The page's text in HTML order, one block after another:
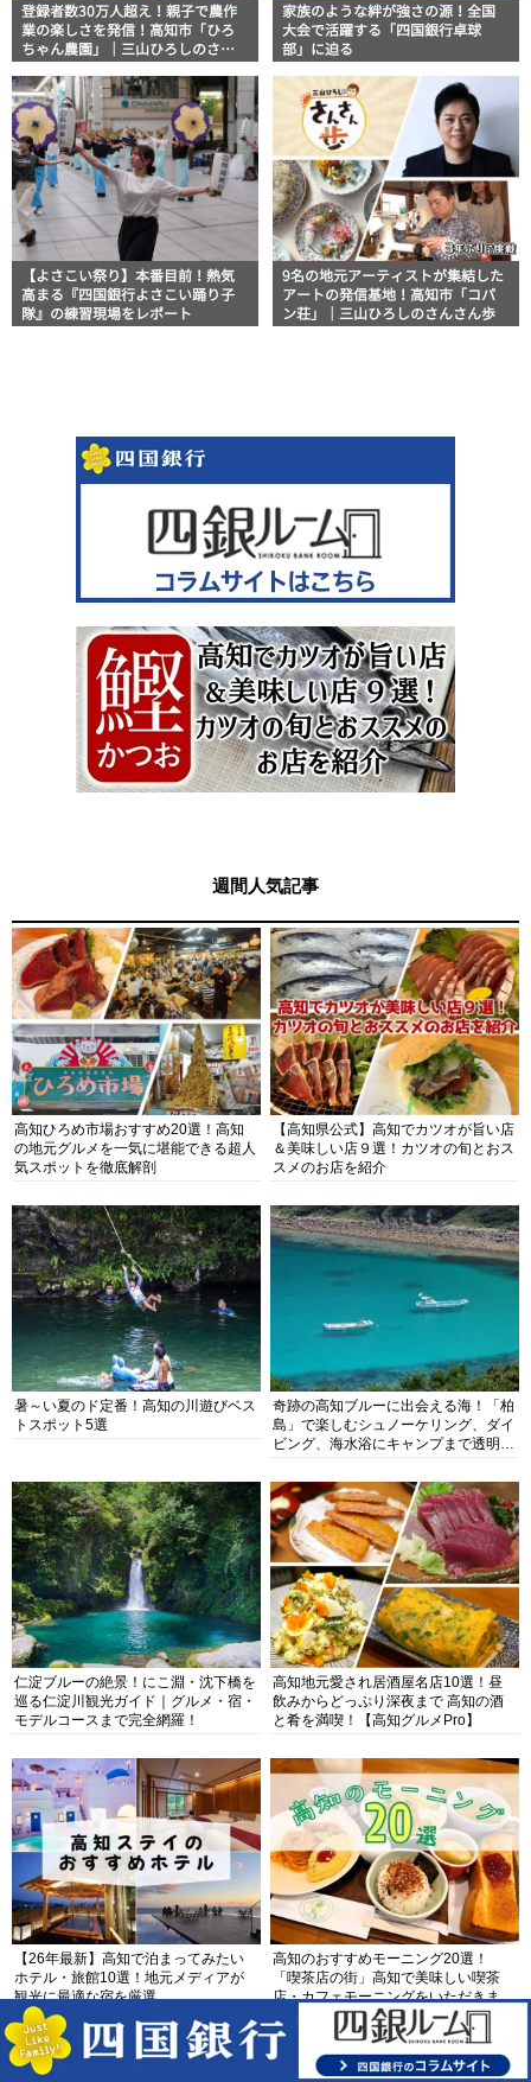
登録者数30万人超え！親子で農作
業の楽しさを発信！高知市「ひろ
ちゃん農園」｜三山ひろしのさん
さん歩
家族のような絆が強さの源！全国
大会で活躍する「四国銀行卓球
部」に迫る
【よさこい祭り】本番目前！熱気
高まる『四国銀行よさこい踊り子
隊』の練習現場をレポート
9名の地元アーティストが集結した
アートの発信基地！高知市「コパ
ン荘」｜三山ひろしのさんさん歩
週間人気記事
高知ひろめ市場おすすめ20選！高知
の地元グルメを一気に堪能できる超人
気スポットを徹底解剖
【高知県公式】高知でカツオが旨い店
＆美味しい店９選！カツオの旬とおス
スメのお店を紹介
暑～い夏のド定番！高知の川遊びベス
トスポット5選
奇跡の高知ブルーに出会える海！「柏
島」で楽しむシュノーケリング、ダイ
ビング、海水浴にキャンプまで透明度
仁淀ブルーの絶景！にこ淵・沈下橋を
巡る仁淀川観光ガイド｜グルメ・宿・
モデルコースまで完全網羅！
高知地元愛され居酒屋名店10選！昼
飲みからどっぷり深夜まで 高知の酒
と肴を満喫！【高知グルメPro】
【26年最新】高知で泊まってみたい
ホテル・旅館10選！地元メディアが
観光に最適な宿を厳選
高知のおすすめモーニング20選！
「喫茶店の街」高知で美味しい喫茶
店・カフェモーニングをいただきま